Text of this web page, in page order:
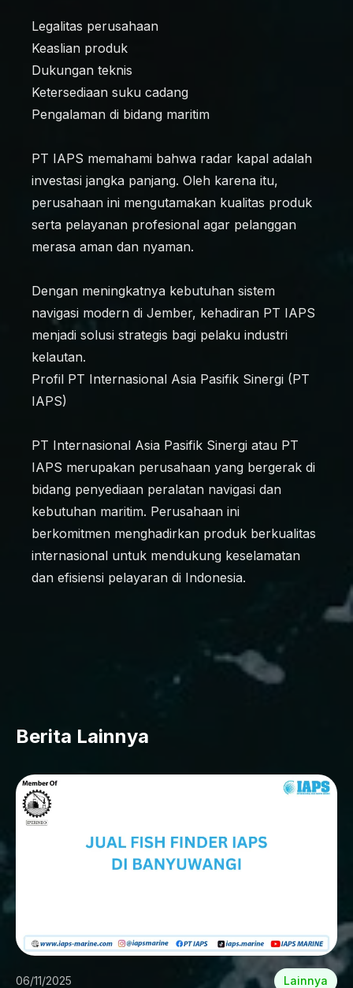
Legalitas perusahaan
Keaslian produk
Dukungan teknis
Ketersediaan suku cadang
Pengalaman di bidang maritim
PT IAPS memahami bahwa radar kapal adalah
investasi jangka panjang. Oleh karena itu,
perusahaan ini mengutamakan kualitas produk
serta pelayanan profesional agar pelanggan
merasa aman dan nyaman.
Dengan meningkatnya kebutuhan sistem
navigasi modern di Jember, kehadiran PT IAPS
menjadi solusi strategis bagi pelaku industri
kelautan.
Profil PT Internasional Asia Pasifik Sinergi (PT
IAPS)
PT Internasional Asia Pasifik Sinergi atau PT
IAPS merupakan perusahaan yang bergerak di
bidang penyediaan peralatan navigasi dan
kebutuhan maritim. Perusahaan ini
berkomitmen menghadirkan produk berkualitas
internasional untuk mendukung keselamatan
dan efisiensi pelayaran di Indonesia.
Berita Lainnya
06/11/2025 Lainnya